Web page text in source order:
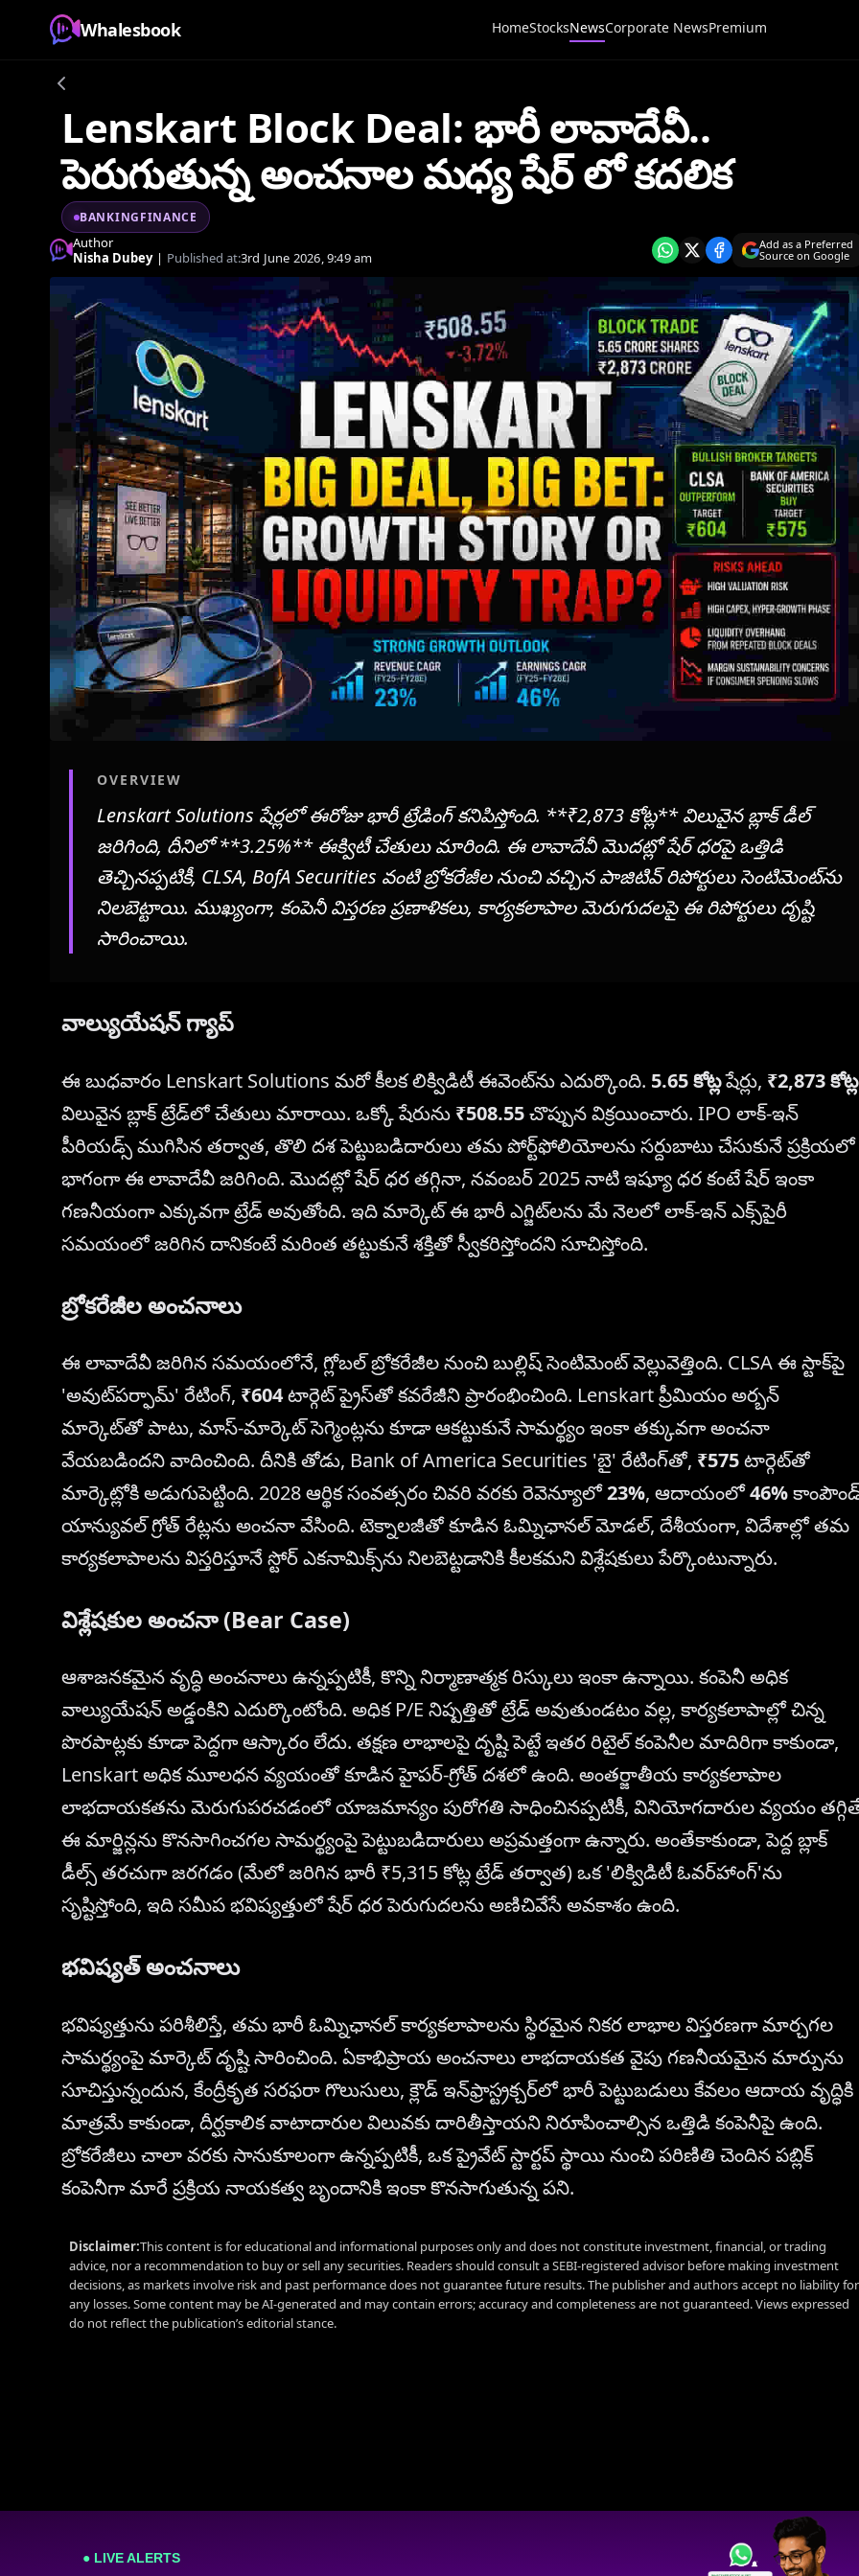
Whalesbook HomeStocksNewsCorporate NewsPremium
Lenskart Block Deal: భారీ లావాదేవీ..
పెరుగుతున్న అంచనాల మధ్య షేర్ లో కదలిక
BANKINGFINANCE
Author
Nisha Dubey | Published at:3rd June 2026, 9:49 am
Add as a Preferred
Source on Google
OVERVIEW
Lenskart Solutions షేర్లలో ఈరోజు భారీ ట్రేడింగ్ కనిపిస్తోంది. **₹2,873 కోట్ల** విలువైన బ్లాక్ డీల్
జరిగింది, దీనిలో **3.25%** ఈక్విటీ చేతులు మారింది. ఈ లావాదేవీ మొదట్లో షేర్ ధరపై ఒత్తిడి
తెచ్చినప్పటికీ, CLSA, BofA Securities వంటి బ్రోకరేజీల నుంచి వచ్చిన పాజిటివ్ రిపోర్టులు సెంటిమెంట్‌ను
నిలబెట్టాయి. ముఖ్యంగా, కంపెనీ విస్తరణ ప్రణాళికలు, కార్యకలాపాల మెరుగుదలపై ఈ రిపోర్టులు దృష్టి
సారించాయి.
వాల్యుయేషన్ గ్యాప్
ఈ బుధవారం Lenskart Solutions మరో కీలక లిక్విడిటీ ఈవెంట్‌ను ఎదుర్కొంది. 5.65 కోట్లషేర్లు, ₹2,873 కోట్ల
విలువైన బ్లాక్ ట్రేడ్‌లో చేతులు మారాయి. ఒక్కో షేరును ₹508.55చొప్పున విక్రయించారు. IPO లాక్-ఇన్
పీరియడ్స్ ముగిసిన తర్వాత, తొలి దశ పెట్టుబడిదారులు తమ పోర్ట్‌ఫోలియోలను సర్దుబాటు చేసుకునే ప్రక్రియలో
భాగంగా ఈ లావాదేవీ జరిగింది. మొదట్లో షేర్ ధర తగ్గినా, నవంబర్ 2025 నాటి ఇష్యూ ధర కంటే షేర్ ఇంకా
గణనీయంగా ఎక్కువగా ట్రేడ్ అవుతోంది. ఇది మార్కెట్ ఈ భారీ ఎగ్జిట్‌లను మే నెలలో లాక్-ఇన్ ఎక్స్‌పైరీ
సమయంలో జరిగిన దానికంటే మరింత తట్టుకునే శక్తితో స్వీకరిస్తోందని సూచిస్తోంది.
బ్రోకరేజీల అంచనాలు
ఈ లావాదేవీ జరిగిన సమయంలోనే, గ్లోబల్ బ్రోకరేజీల నుంచి బుల్లిష్ సెంటిమెంట్ వెల్లువెత్తింది. CLSA ఈ స్టాక్‌పై
'అవుట్‌పర్ఫామ్' రేటింగ్, ₹604టార్గెట్ ప్రైస్‌తో కవరేజీని ప్రారంభించింది. Lenskart ప్రీమియం అర్బన్
మార్కెట్‌తో పాటు, మాస్-మార్కెట్ సెగ్మెంట్లను కూడా ఆకట్టుకునే సామర్థ్యం ఇంకా తక్కువగా అంచనా
వేయబడిందని వాదించింది. దీనికి తోడు, Bank of America Securities 'బై' రేటింగ్‌తో, ₹575టార్గెట్‌తో
మార్కెట్లోకి అడుగుపెట్టింది. 2028 ఆర్థిక సంవత్సరం చివరి వరకు రెవెన్యూలో23%, ఆదాయంలో46%
యాన్యువల్ గ్రోత్ రేట్లను అంచనా వేసింది. టెక్నాలజీతో కూడిన ఓమ్నిఛానల్ మోడల్, దేశీయంగా, విదేశాల్లో తమ
కార్యకలాపాలను విస్తరిస్తూనే స్టోర్ ఎకనామిక్స్‌ను నిలబెట్టడానికి కీలకమని విశ్లేషకులు పేర్కొంటున్నారు.
విశ్లేషకుల అంచనా (Bear Case)
ఆశాజనకమైన వృద్ధి అంచనాలు ఉన్నప్పటికీ, కొన్ని నిర్మాణాత్మక రిస్కులు ఇంకా ఉన్నాయి. కంపెనీ అధిక
వాల్యుయేషన్ అడ్డంకిని ఎదుర్కొంటోంది. అధిక P/E నిష్పత్తితో ట్రేడ్ అవుతుండటం వల్ల, కార్యకలాపాల్లో చిన్న
పొరపాట్లకు కూడా పెద్దగా ఆస్కారం లేదు. తక్షణ లాభాలపై దృష్టి పెట్టే ఇతర రిటైల్ కంపెనీల మాదిరిగా కాకుండా,
Lenskart అధిక మూలధన వ్యయంతో కూడిన హైపర్-గ్రోత్ దశలో ఉంది. అంతర్జాతీయ కార్యకలాపాల
లాభదాయకతను మెరుగుపరచడంలో యాజమాన్యం పురోగతి సాధించినప్పటికీ, వినియోగదారుల వ్యయం
ఈ మార్జిన్లను కొనసాగించగల సామర్థ్యంపై పెట్టుబడిదారులు అప్రమత్తంగా ఉన్నారు. అంతేకాకుండా, పెద్ద బ్లాక్
డీల్స్ తరచుగా జరగడం (మేలో జరిగిన భారీ ₹5,315 కోట్ల ట్రేడ్ తర్వాత) ఒక 'లిక్విడిటీ ఓవర్‌హాంగ్'ను
సృష్టిస్తోంది, ఇది సమీప భవిష్యత్తులో షేర్ ధర పెరుగుదలను అణిచివేసే అవకాశం ఉంది.
భవిష్యత్ అంచనాలు
భవిష్యత్తును పరిశీలిస్తే, తమ భారీ ఓమ్నిఛానల్ కార్యకలాపాలను స్థిరమైన నికర లాభాల విస్తరణగా మార్చగల
సామర్థ్యంపై మార్కెట్ దృష్టి సారించింది. ఏకాభిప్రాయ అంచనాలు లాభదాయకత వైపు గణనీయమైన మార్పును
సూచిస్తున్నందున, కేంద్రీకృత సరఫరా గొలుసులు, క్లౌడ్ ఇన్‌ఫ్రాస్ట్రక్చర్‌లో భారీ పెట్టుబడులు కేవలం ఆదాయ వృద్ధికి
మాత్రమే కాకుండా, దీర్ఘకాలిక వాటాదారుల విలువకు దారితీస్తాయని నిరూపించాల్సిన ఒత్తిడి కంపెనీపై ఉంది.
బ్రోకరేజీలు చాలా వరకు సానుకూలంగా ఉన్నప్పటికీ, ఒక ప్రైవేట్ స్టార్టప్ స్థాయి నుంచి పరిణితి చెందిన పబ్లిక్
కంపెనీగా మారే ప్రక్రియ నాయకత్వ బృందానికి ఇంకా కొనసాగుతున్న పని.
Disclaimer:This content is for educational and informational purposes only and does not constitute investment, financial, or trading
advice, nor a recommendation to buy or sell any securities. Readers should consult a SEBI-registered advisor before making investment
decisions, as markets involve risk and past performance does not guarantee future results. The publisher and authors accept no liability for
any losses. Some content may be AI-generated and may contain errors; accuracy and completeness are not guaranteed. Views expressed
do not reflect the publication’s editorial stance.
● LIVE ALERTS